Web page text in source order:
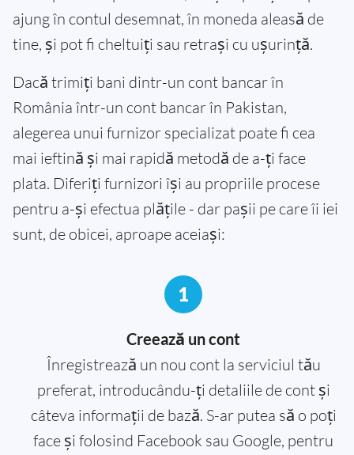
ajung în contul desemnat, în moneda aleasă de
tine, și pot fi cheltuiți sau retrași cu ușurință.
Dacă trimiți bani dintr-un cont bancar în
România într-un cont bancar în Pakistan,
alegerea unui furnizor specializat poate fi cea
mai ieftină și mai rapidă metodă de a-ți face
plata. Diferiți furnizori își au propriile procese
pentru a-și efectua plățile - dar pașii pe care îi iei
sunt, de obicei, aproape aceiași:
1
Creează un cont
Înregistrează un nou cont la serviciul tău
preferat, introducându-ți detaliile de cont și
câteva informații de bază. S-ar putea să o poți
face și folosind Facebook sau Google, pentru